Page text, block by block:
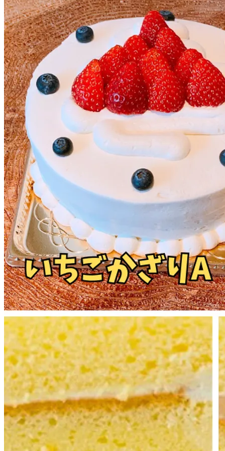
chevron_right
8号デコレーション(約24cm、12～15名様分)
ルモンド特製のデコレーションケーキです。
スライスいちごのサンドの量、かざりいちごの量、オプション
画像2枚目、3枚目をご確認ください。
※プリントデコレーションをお選びのお客様は
カートページにて画像添付お願い致します。
¥ 10,260
8号デコレーション サンド
１段サンド
２段サンド
+￥0
かざりいちごexpand_more
A（5粒程度）
B（10粒程度） +￥0
オプションexpand_more
特製生チョコ仕様 +￥680
フルーツの飾り（黄桃・洋梨・キウイ・はっさく） +￥720
プリンの飾り +￥300
ゼリー人形の飾り +￥200
メッセージプレートexpand_more
【お誕生日プレート】カートページにてお名前をご指定下
【無地プレート】カートページにてメッセージをご指定下
【無し】 +￥0
ローソク
expand_more
大3本入 +￥0
小5本入 +￥0
当日ご来店時に指定 +￥0
無し
+￥0
プリントデコレーションexpand_more
プリントデコレーション +￥1,620
角デコレーション7号〜expand_more
角デコレーション7号 +￥2,100
角デコレーション8号
+￥2,600